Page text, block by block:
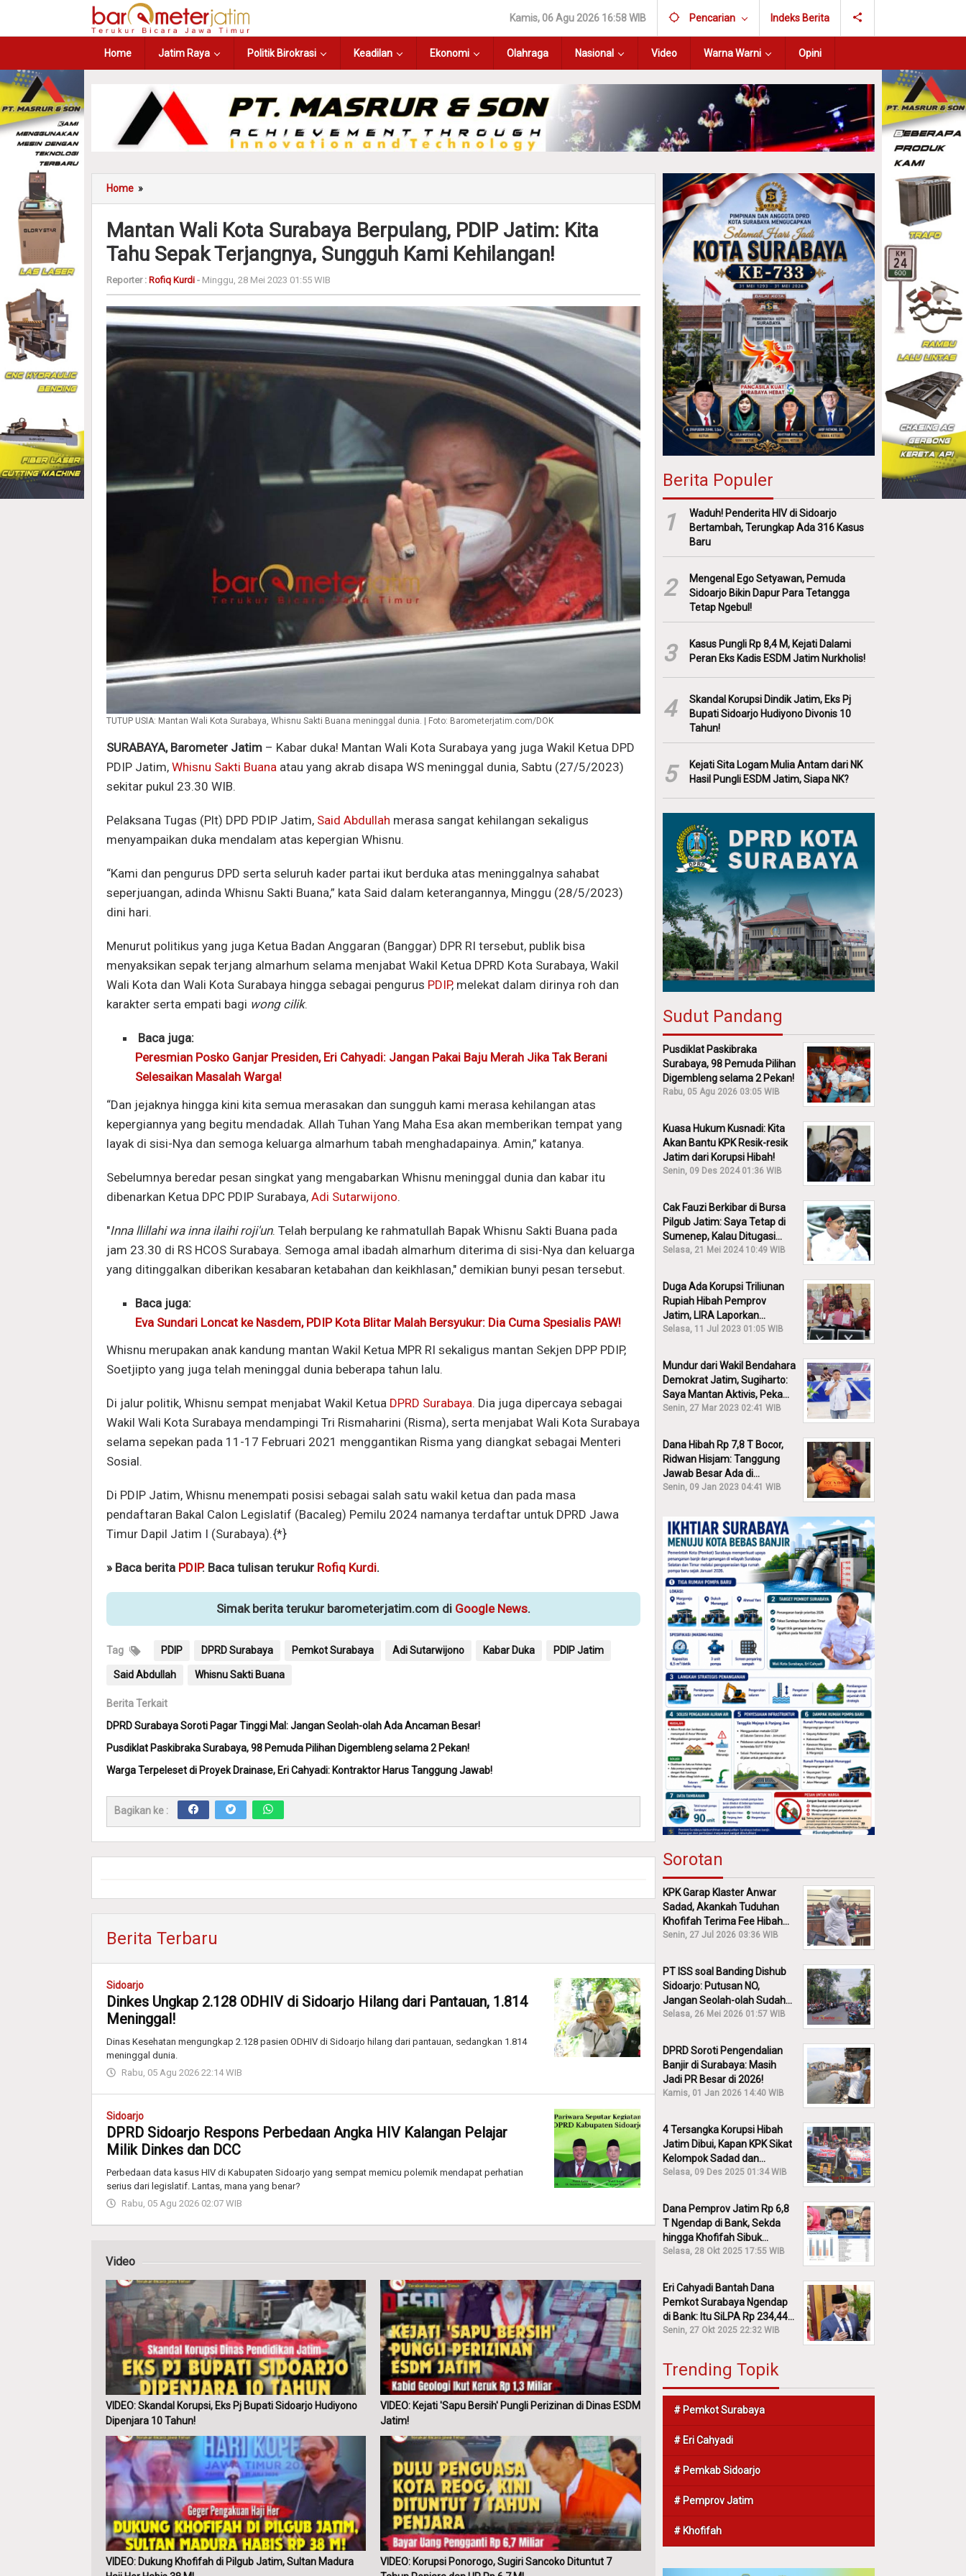
Kamis, 06 Agu 2026 16:58 WIB Pencarian Indeks Berita
Home Jatim Raya Politik Birokrasi Keadilan Ekonomi Olahraga Nasional Video Warna Warni Opini
Home »
Mantan Wali Kota Surabaya Berpulang, PDIP Jatim: Kita
Tahu Sepak Terjangnya, Sungguh Kami Kehilangan!
Reporter : Rofiq Kurdi - Minggu, 28 Mei 2023 01:55 WIB
TUTUP USIA: Mantan Wali Kota Surabaya, Whisnu Sakti Buana meninggal dunia. | Foto: Barometerjatim.com/DOK
SURABAYA, Barometer Jatim – Kabar duka! Mantan Wali Kota Surabaya yang juga Wakil Ketua DPD
PDIP Jatim, Whisnu Sakti Buana atau yang akrab disapa WS meninggal dunia, Sabtu (27/5/2023)
sekitar pukul 23.30 WIB.
Pelaksana Tugas (Plt) DPD PDIP Jatim, Said Abdullah merasa sangat kehilangan sekaligus
menyampaikan duka mendalam atas kepergian Whisnu.
“Kami dan pengurus DPD serta seluruh kader partai ikut berduka atas meninggalnya sahabat
seperjuangan, adinda Whisnu Sakti Buana,” kata Said dalam keterangannya, Minggu (28/5/2023)
dini hari.
Menurut politikus yang juga Ketua Badan Anggaran (Banggar) DPR RI tersebut, publik bisa
menyaksikan sepak terjang almarhum selama menjabat Wakil Ketua DPRD Kota Surabaya, Wakil
Wali Kota dan Wali Kota Surabaya hingga sebagai pengurus PDIP, melekat dalam dirinya roh dan
karakter serta empati bagi wong cilik.
Baca juga:
Peresmian Posko Ganjar Presiden, Eri Cahyadi: Jangan Pakai Baju Merah Jika Tak Berani
Selesaikan Masalah Warga!
“Dan jejaknya hingga kini kita semua merasakan dan sungguh kami merasa kehilangan atas
kepergiannya yang begitu mendadak. Allah Tuhan Yang Maha Esa akan memberikan tempat yang
layak di sisi-Nya dan semoga keluarga almarhum tabah menghadapainya. Amin,” katanya.
Sebelumnya beredar pesan singkat yang mengabarkan Whisnu meninggal dunia dan kabar itu
dibenarkan Ketua DPC PDIP Surabaya, Adi Sutarwijono.
"Inna llillahi wa inna ilaihi roji'un. Telah berpulang ke rahmatullah Bapak Whisnu Sakti Buana pada
jam 23.30 di RS HCOS Surabaya. Semoga amal ibadah almarhum diterima di sisi-Nya dan keluarga
yang ditinggalkan diberikan kesabaran ketabahan dan keikhlasan," demikian bunyi pesan tersebut.
Baca juga:
Eva Sundari Loncat ke Nasdem, PDIP Kota Blitar Malah Bersyukur: Dia Cuma Spesialis PAW!
Whisnu merupakan anak kandung mantan Wakil Ketua MPR RI sekaligus mantan Sekjen DPP PDIP,
Soetjipto yang juga telah meninggal dunia beberapa tahun lalu.
Di jalur politik, Whisnu sempat menjabat Wakil Ketua DPRD Surabaya. Dia juga dipercaya sebagai
Wakil Wali Kota Surabaya mendampingi Tri Rismaharini (Risma), serta menjabat Wali Kota Surabaya
selama sepekan pada 11-17 Februari 2021 menggantikan Risma yang diangkat sebagai Menteri
Sosial.
Di PDIP Jatim, Whisnu menempati posisi sebagai salah satu wakil ketua dan pada masa
pendaftaran Bakal Calon Legislatif (Bacaleg) Pemilu 2024 namanya terdaftar untuk DPRD Jawa
Timur Dapil Jatim I (Surabaya).{*}
» Baca berita PDIP. Baca tulisan terukur Rofiq Kurdi.
Simak berita terukur barometerjatim.com di Google News.
Tag PDIP DPRD Surabaya Pemkot Surabaya Adi Sutarwijono Kabar Duka PDIP Jatim
Said Abdullah Whisnu Sakti Buana
Berita Terkait
DPRD Surabaya Soroti Pagar Tinggi Mal: Jangan Seolah-olah Ada Ancaman Besar!
Pusdiklat Paskibraka Surabaya, 98 Pemuda Pilihan Digembleng selama 2 Pekan!
Warga Terpeleset di Proyek Drainase, Eri Cahyadi: Kontraktor Harus Tanggung Jawab!
Bagikan ke :
Berita Terbaru
Sidoarjo
Dinkes Ungkap 2.128 ODHIV di Sidoarjo Hilang dari Pantauan, 1.814
Meninggal!
Dinas Kesehatan mengungkap 2.128 pasien ODHIV di Sidoarjo hilang dari pantauan, sedangkan 1.814
meninggal dunia.
Rabu, 05 Agu 2026 22:14 WIB
Sidoarjo
DPRD Sidoarjo Respons Perbedaan Angka HIV Kalangan Pelajar
Milik Dinkes dan DCC
Perbedaan data kasus HIV di Kabupaten Sidoarjo yang sempat memicu polemik mendapat perhatian
serius dari legislatif. Lantas, mana yang benar?
Rabu, 05 Agu 2026 02:07 WIB
Video
VIDEO: Skandal Korupsi, Eks Pj Bupati Sidoarjo Hudiyono
Dipenjara 10 Tahun!
VIDEO: Kejati 'Sapu Bersih' Pungli Perizinan di Dinas ESDM
Jatim!
VIDEO: Dukung Khofifah di Pilgub Jatim, Sultan Madura
VIDEO: Korupsi Ponorogo, Sugiri Sancoko Dituntut 7
Berita Populer
1
Waduh! Penderita HIV di Sidoarjo
Bertambah, Terungkap Ada 316 Kasus
Baru
2
Mengenal Ego Setyawan, Pemuda
Sidoarjo Bikin Dapur Para Tetangga
Tetap Ngebul!
3
Kasus Pungli Rp 8,4 M, Kejati Dalami
Peran Eks Kadis ESDM Jatim Nurkholis!
4
Skandal Korupsi Dindik Jatim, Eks Pj
Bupati Sidoarjo Hudiyono Divonis 10
Tahun!
5
Kejati Sita Logam Mulia Antam dari NK
Hasil Pungli ESDM Jatim, Siapa NK?
Sudut Pandang
Pusdiklat Paskibraka
Surabaya, 98 Pemuda Pilihan
Digembleng selama 2 Pekan!
Rabu, 05 Agu 2026 03:05 WIB
Kuasa Hukum Kusnadi: Kita
Akan Bantu KPK Resik-resik
Jatim dari Korupsi Hibah!
Senin, 09 Des 2024 01:36 WIB
Cak Fauzi Berkibar di Bursa
Pilgub Jatim: Saya Tetap di
Sumenep, Kalau Ditugasi
Partai Lain Cerita!
Selasa, 21 Mei 2024 10:49 WIB
Duga Ada Korupsi Triliunan
Rupiah Hibah Pemprov
Jatim, LIRA Laporkan
Khofifah ke KPK: Dia Harus
Selasa, 11 Jul 2023 01:05 WIB
Mundur dari Wakil Bendahara
Demokrat Jatim, Sugiharto:
Saya Mantan Aktivis, Peka
Sekali Kalau Ada yang
Senin, 27 Mar 2023 02:41 WIB
Dana Hibah Rp 7,8 T Bocor,
Ridwan Hisjam: Tanggung
Jawab Besar Ada di
Pemprov, Bukan DPRD Jatim!
Senin, 09 Jan 2023 04:41 WIB
Sorotan
KPK Garap Klaster Anwar
Sadad, Akankah Tuduhan
Khofifah Terima Fee Hibah
30% Diusut?
Senin, 27 Jul 2026 03:36 WIB
PT ISS soal Banding Dishub
Sidoarjo: Putusan NO,
Jangan Seolah-olah Sudah
Menang!
Selasa, 26 Mei 2026 01:57 WIB
DPRD Soroti Pengendalian
Banjir di Surabaya: Masih
Jadi PR Besar di 2026!
Kamis, 01 Jan 2026 14:40 WIB
4 Tersangka Korupsi Hibah
Jatim Dibui, Kapan KPK Sikat
Kelompok Sadad dan
Iskandar?
Selasa, 09 Des 2025 01:34 WIB
Dana Pemprov Jatim Rp 6,8
T Ngendap di Bank, Sekda
hingga Khofifah Sibuk
Membantah!
Selasa, 28 Okt 2025 17:55 WIB
Eri Cahyadi Bantah Dana
Pemkot Surabaya Ngendap
di Bank: Itu SiLPA Rp 234,44
M!
Senin, 27 Okt 2025 22:32 WIB
Trending Topik
# Pemkot Surabaya
# Eri Cahyadi
# Pemkab Sidoarjo
# Pemprov Jatim
# Khofifah